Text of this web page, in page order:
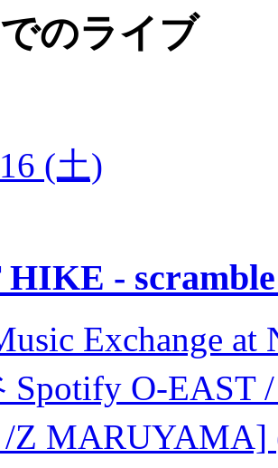
のライブ
(土)
- scramble
Exchange
Spotify O-EAST
/Z